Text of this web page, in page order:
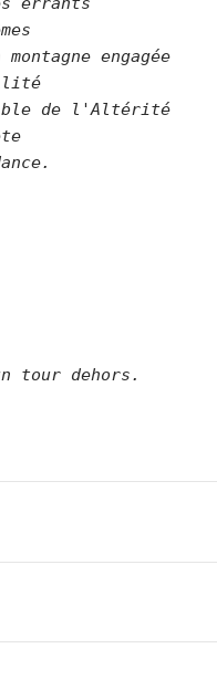
engagée
de l'Altérité
tour dehors.